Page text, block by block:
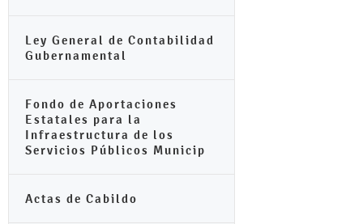
Ley General de Contabilidad
Gubernamental
Fondo de Aportaciones
Estatales para la
Infraestructura de los
Servicios Públicos Municip
Actas de Cabildo